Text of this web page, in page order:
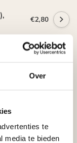
Over
te
media te bieden
€2,80
€9,60
€30,00